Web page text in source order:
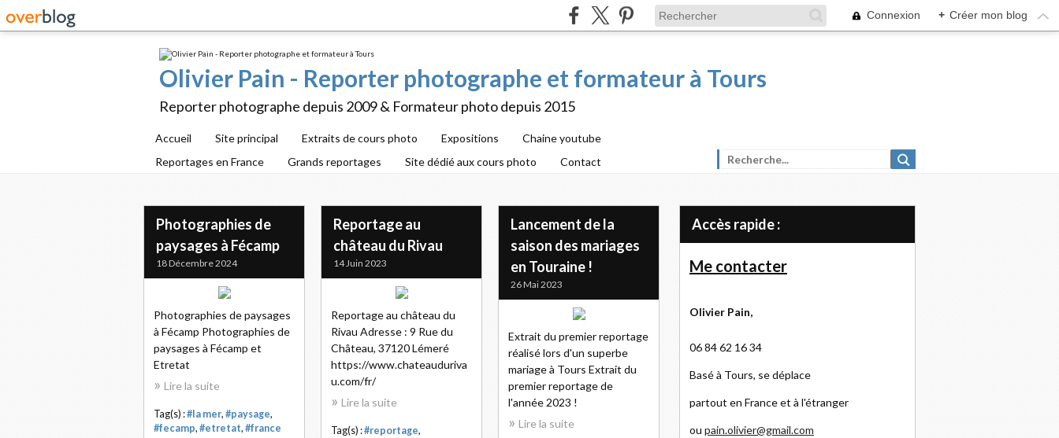
Connexion + Créer mon blog
Olivier Pain - Reporter photographe et formateur à Tours
Reporter photographe depuis 2009 & Formateur photo depuis 2015
Accueil Site principal Extraits de cours photo Expositions
Chaine youtube
Reportages en France
Grands reportages Site dédié aux cours photo Contact
Photographies de
paysages à Fécamp
18 Décembre 2024
Photographies de paysages
à Fécamp Photographies de
paysages à Fécamp et
Etretat
Lire la suite
Tag(s) :#la mer, #paysage,
#fecamp, #etretat, #france
Reportage au
château du Rivau
14 Juin 2023
Reportage au château du
Rivau Adresse : 9 Rue du
Château, 37120 Lémeré
https://www.chateauduriva
u.com/fr/
Lire la suite
Tag(s) :#reportage,
Lancement de la
saison des mariages
en Touraine !
26 Mai 2023
Extrait du premier reportage
réalisé lors d'un superbe
mariage à Tours Extrait du
premier reportage de
l'année 2023 !
Lire la suite
Accès rapide :
Me contacter
Olivier Pain,
06 84 62 16 34
Basé à Tours, se déplace
partout en France et à l'étranger
ou pain.olivier@gmail.com